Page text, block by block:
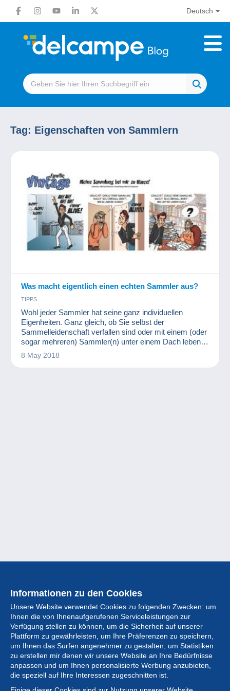
Deutsch
Tag: Eigenschaften von Sammlern
Was macht eigentlich einen echten Sammler aus?
TIPPS
Wohl jeder Sammler hat seine ganz individuellen
Eigenheiten. Ganz gleich, ob Sie selbst der
Sammelleidenschaft verfallen sind oder mit einem (oder
sogar mehreren) Sammler(n) unter einem Dach leben –
dieser Artikel dürfte Ihnen zumindest ein kleines
Schmunzeln entlocken.
8 May 2018
Informationen zu den Cookies
Unsere Website verwendet Cookies zu folgenden Zwecken: um
Ihnen die von Ihnenaufgerufenen Serviceleistungen zur
Verfügung stellen zu können, um die Sicherheit auf unserer
Plattform zu gewährleisten, um Ihre Präferenzen zu speichern,
um Ihnen das Surfen angenehmer zu gestalten, um Statistiken
zu erstellen mir denen wir unsere Website an Ihre Bedürfnisse
anpassen und um Ihnen personalisierte Werbung anzubieten,
die speziell auf Ihre Interessen zugeschnitten ist.
Sammlung